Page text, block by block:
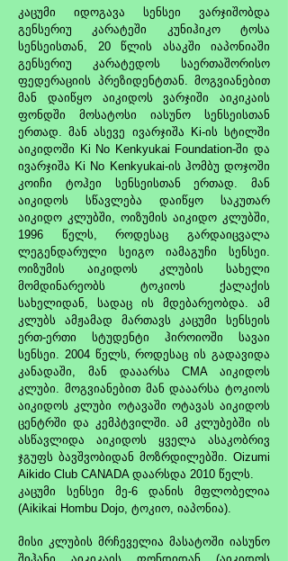
კაცუმი იდოგავა სენსეი ვარჯიშობდა
გენსერიუ კარატეში კუნიჰიკო ტოსა
სენსეისთან, 20 წლის ასაკში იაპონიაში
გენსერიუ კარატედოს საერთაშორისო
ფედერაციის პრეზიდენტთან. მოგვიანებით
მან დაიწყო აიკიდოს ვარჯიში აიკიკაის
ფონდში მოსატოსი იასუნო სენსეისთან
ერთად. მან ასევე ივარჯიშა Ki-ის სტილში
აიკიდოში Ki No Kenkyukai Foundation-ში და
ივარჯიშა Ki No Kenkyukai-ის ჰომბუ დოჯოში
კოიჩი ტოჰეი სენსეისთან ერთად. მან
აიკიდოს სწავლება დაიწყო საკუთარ
აიკიდო კლუბში, ოიზუმის აიკიდო კლუბში,
1996 წელს, როდესაც გარდაიცვალა
ლეგენდარული სეიგო იამაგუჩი სენსეი.
ოიზუმის აიკიდოს კლუბის სახელი
მომდინარეობს ტოკიოს ქალაქის
სახელიდან, სადაც ის მდებარეობდა. ამ
კლუბს ამჟამად მართავს კაცუმი სენსეის
ერთ-ერთი სტუდენტი ჰიროიოში სავაი
სენსეი. 2004 წელს, როდესაც ის გადავიდა
კანადაში, მან დააარსა CMA აიკიდოს
კლუბი. მოგვიანებით მან დააარსა ტოკიოს
აიკიდოს კლუბი ოტავაში ოტავას აიკიდოს
ცენტრში და კემპტვილში. ამ კლუბებში ის
ასწავლიდა აიკიდოს ყველა ასაკობრივ
ჯგუფს ბავშვობიდან მოზრდილებში. Oizumi
Aikido Club CANADA დაარსდა 2010 წელს.
კაცუმი სენსეი მე-6 დანის მფლობელია
(Aikikai Hombu Dojo, ტოკიო, იაპონია).
მისი კლუბის მრჩეველია მასატოში იასუნო